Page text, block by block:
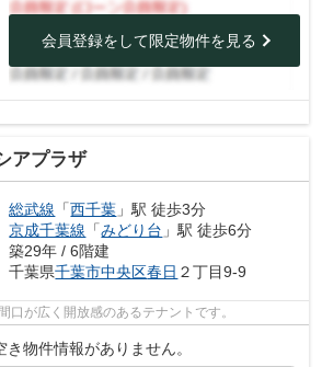
会員登録をして限定物件を見る
アプラザ
総武線 「西千葉 」駅 徒歩3分
京成千葉線 「みどり台 」駅 徒歩6分
築29年 / 6階建
千葉県千葉市中央区春日 ２丁目9-9
口が広く開放感のあるテナントです。
き物件情報がありません。